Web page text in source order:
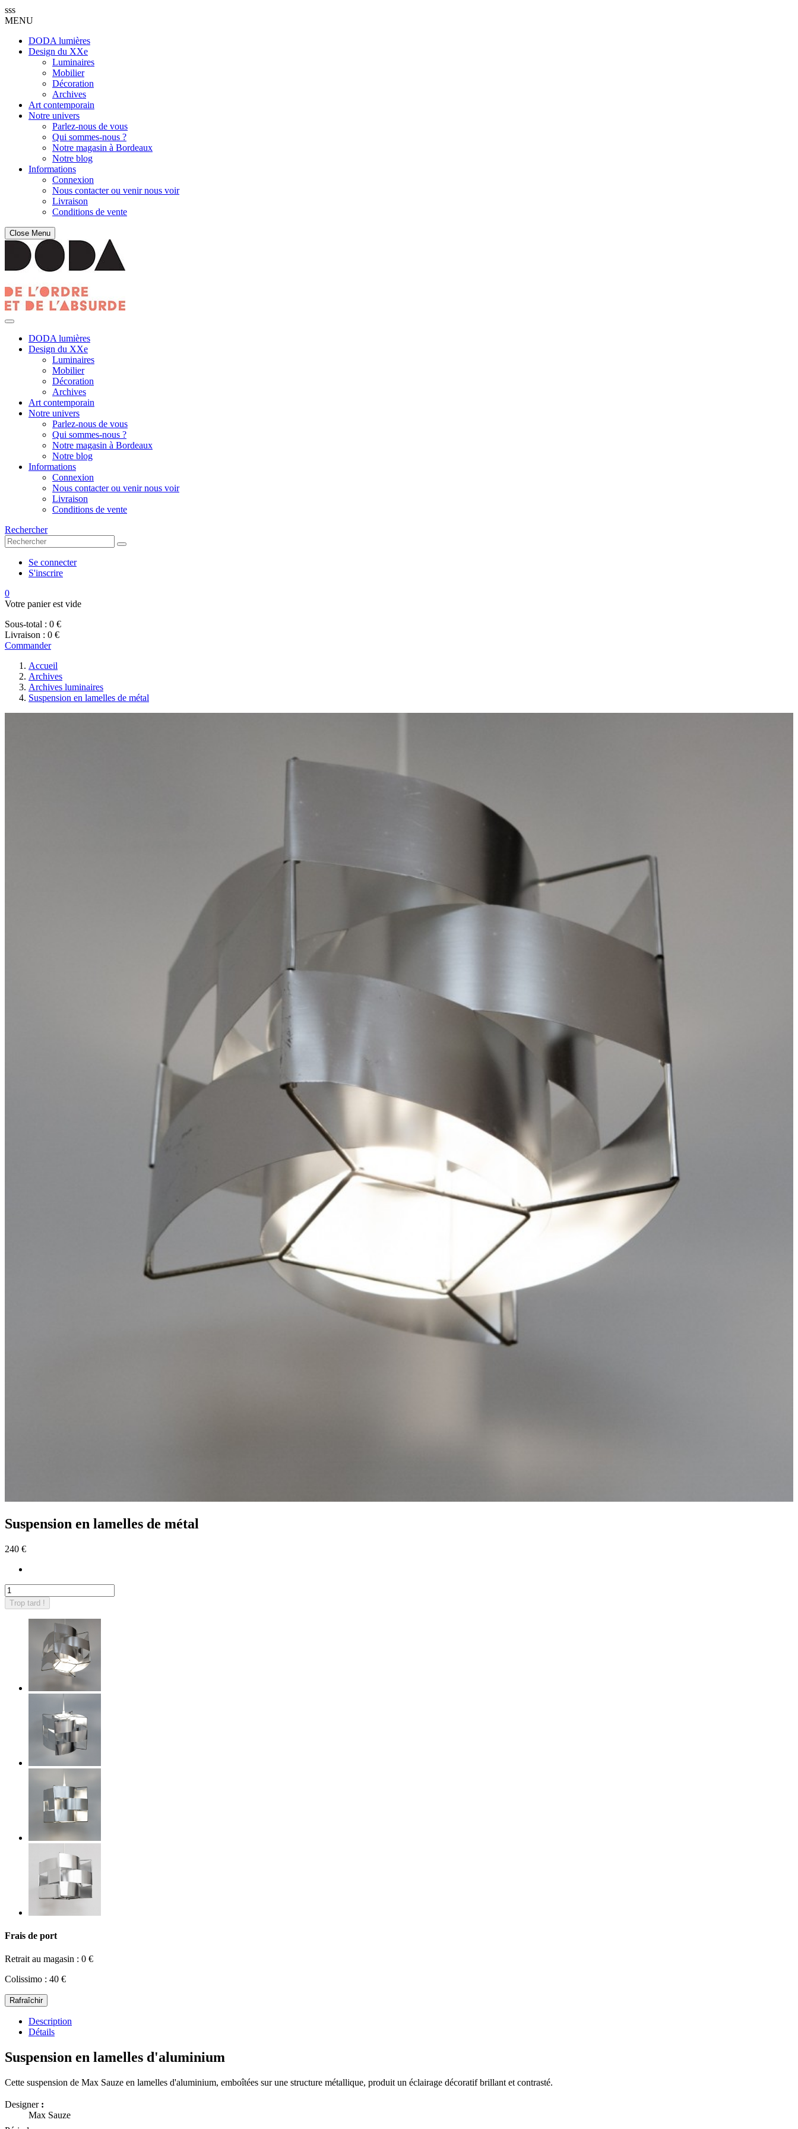
sss
MENU
DODA lumières
Design du XXe
Luminaires
Mobilier
Décoration
Archives
Art contemporain
Notre univers
Parlez-nous de vous
Qui sommes-nous ?
Notre magasin à Bordeaux
Notre blog
Informations
Connexion
Nous contacter ou venir nous voir
Livraison
Conditions de vente
Close Menu
DODA lumières
Design du XXe
Luminaires
Mobilier
Décoration
Archives
Art contemporain
Notre univers
Parlez-nous de vous
Qui sommes-nous ?
Notre magasin à Bordeaux
Notre blog
Informations
Connexion
Nous contacter ou venir nous voir
Livraison
Conditions de vente
Rechercher
Se connecter
S'inscrire
0
Votre panier est vide
Sous-total : 0 €
Livraison : 0 €
Commander
Accueil
Archives
Archives luminaires
Suspension en lamelles de métal
Suspension en lamelles de métal
240 €
Trop tard !
Frais de port
Retrait au magasin : 0 €
Colissimo : 40 €
Description
Détails
Suspension en lamelles d'aluminium
Cette suspension de Max Sauze en lamelles d'aluminium, emboîtées sur une structure métallique, produit un éclairage décoratif brillant et contrasté.
Designer :
Max Sauze